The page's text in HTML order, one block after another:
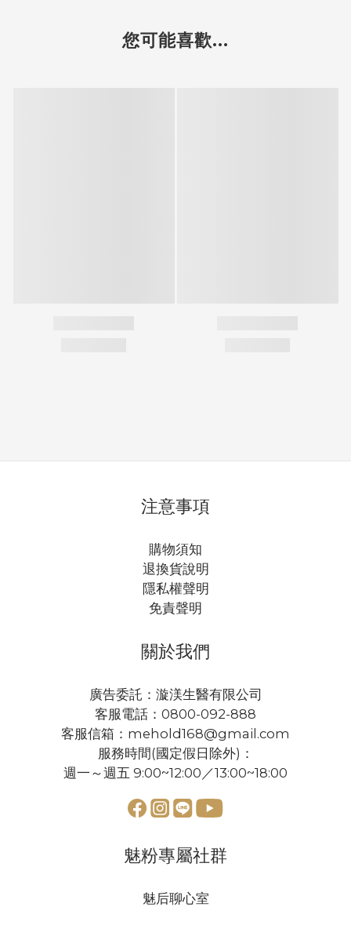
您可能喜歡...
注意事項
購物須知
退換貨說明
隱私權聲明
免責聲明
關於我們
廣告委託：漩渼生醫有限公司
客服電話：0800-092-888
客服信箱：mehold168@gmail.com
服務時間(國定假日除外)：
週一～週五 9:00~12:00／13:00~18:00
魅粉專屬社群
魅后聊心室